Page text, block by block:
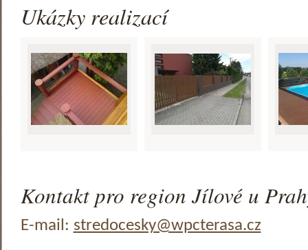
Ukázky realizací
Kontakt pro region Jílové u
E-mail: stredocesky@wpcterasa.cz